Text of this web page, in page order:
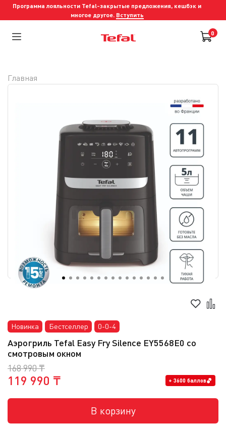
Программа лояльности Tefal-закрытые предложения, кешбэк и
многое другое. Вступить
0
Новинка Бестселлер 0-0-4
Аэрогриль Tefal Easy Fry Silence EY5568E0 со
смотровым окном
168 990 ₸
119 990 ₸ + 3600 баллов
В корзину
Главная